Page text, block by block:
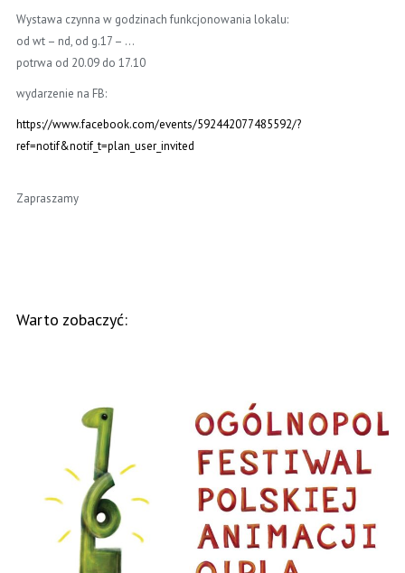
Wystawa czynna w godzinach funkcjonowania lokalu:
od wt – nd, od g.17 – …
potrwa od 20.09 do 17.10
wydarzenie na FB:
https://www.facebook.com/events/592442077485592/?
ref=notif&notif_t=plan_user_invited
Zapraszamy
Warto zobaczyć: